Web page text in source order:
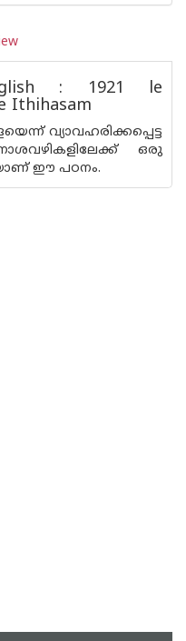
: 1921 le
Ithihasam
വ്യാവഹരിക്കപ്പെട്ട
ഒരു
ഈ പഠനം.